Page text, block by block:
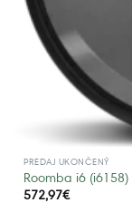
PREDAJ UKONČENÝ
Roomba i6 (i6158)
572,97€